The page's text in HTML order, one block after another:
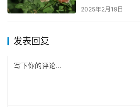
2025年2月19日
发表回复